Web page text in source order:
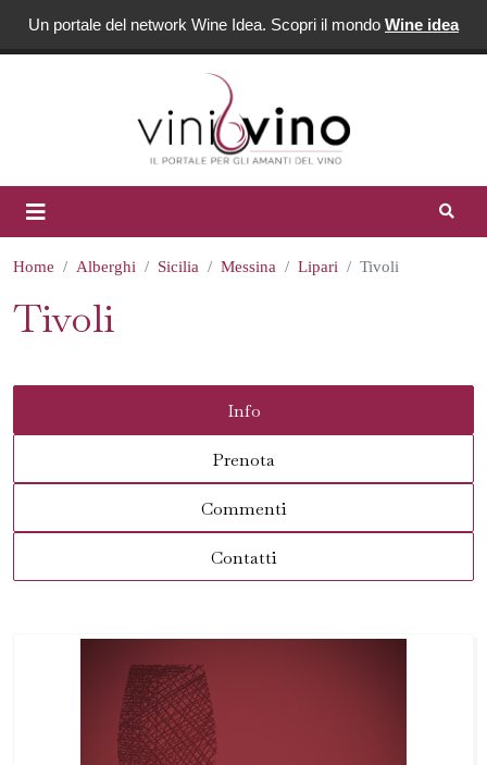
Un portale del network Wine Idea. Scopri il mondo Wine idea
Home Alberghi Sicilia Messina Lipari Tivoli
Tivoli
Info
Prenota
Commenti
Contatti